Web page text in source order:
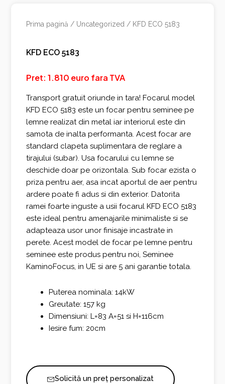
Prima pagină / Uncategorized / KFD ECO 5183
KFD ECO 5183
Pret: 1.810 euro fara TVA
Transport gratuit oriunde in tara! Focarul model
KFD ECO 5183 este un focar pentru seminee pe
lemne realizat din metal iar interiorul este din
samota de inalta performanta. Acest focar are
standard clapeta suplimentara de reglare a
tirajului (subar). Usa focarului cu lemne se
deschide doar pe orizontala. Sub focar ezista o
priza pentru aer, asa incat aportul de aer pentru
ardere poate fi adus si din exterior. Datorita
ramei foarte inguste a usii focarul KFD ECO 5183
este ideal pentru amenajarile minimaliste si se
adapteaza usor unor finisaje incastrate in
perete. Acest model de focar pe lemne pentru
seminee este produs pentru noi, Seminee
KaminoFocus, in UE si are 5 ani garantie totala.
Puterea nominala: 14kW
Greutate: 157 kg
Dimensiuni: L=83 A=51 si H=116cm
Iesire fum: 20cm
Solicită un preț personalizat